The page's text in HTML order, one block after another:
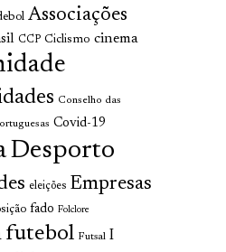
Associações
CCP Ciclismo cinema
Conselho das
Covid-19
Desporto
eleições Empresas
fado Folclore
futebol Futsal I